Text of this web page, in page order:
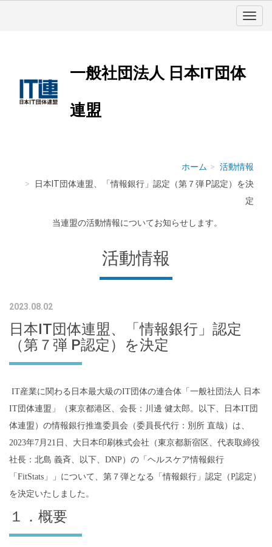
一般社団法人 日本IT団体
連盟
ホーム
活動情報
日本IT団体連盟、「情報銀行」認定（第７弾 P認定）を決
定
当連盟の活動情報についてお知らせします。
活動情報
2023.08.02
日本IT団体連盟、「情報銀行」認定
（第７弾 P認定）を決定
IT産業に関わる日本最大級のIT団体の連合体「一般社団法人 日本
IT団体連盟」（東京都港区、会長：川邊 健太郎。以下、日本IT団
体連盟）の情報銀行推進委員会（委員長代行：別所 直哉）は、
2023年7月21日、大日本印刷株式会社（東京都新宿区、代表取締役
社長：北島 義斉、以下、DNP）の「ヘルスケア情報銀行
「FitStats」」について、第７弾となる「情報銀行」認定（P認定）
を決定いたしました。
１． 概要